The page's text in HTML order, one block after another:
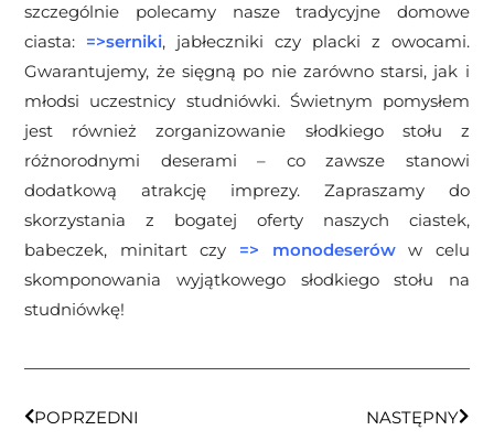
szczególnie polecamy nasze tradycyjne domowe
ciasta: =>serniki, jabłeczniki czy placki z owocami.
Gwarantujemy, że sięgną po nie zarówno starsi, jak i
młodsi uczestnicy studniówki. Świetnym pomysłem
jest również zorganizowanie słodkiego stołu z
różnorodnymi deserami – co zawsze stanowi
dodatkową atrakcję imprezy. Zapraszamy do
skorzystania z bogatej oferty naszych ciastek,
babeczek, minitart czy => monodeserów
w celu
skomponowania wyjątkowego słodkiego stołu na
studniówkę!
POPRZEDNI NASTĘPNY